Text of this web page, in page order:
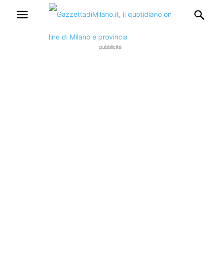
pubblicità